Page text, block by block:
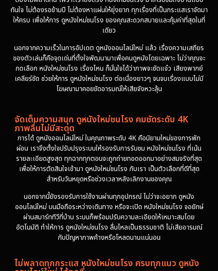
ทันใจ ไม่ต้องรอข้ามปี ไม่ต้องหาแผ่นให้ยุ่งยาก ทุกเรื่องที่เป็นกระแสเราจัดมา
ให้ครบ เพื่อให้การ ดูหนังใหม่ชนโรง ของคุณสะดวกสบายและคุ้มค่าที่สุดในที่
เดียว
นอกจากความเร็วในการอัปเดต ดูหนังออนไลน์ใหม่ แล้ว เรื่องความเสถียร
ของตัวเล่นก็คือจุดเด่นที่ตั้งใจพัฒนามาเพื่อคนดูหนังโดยเฉพาะ ไม่ว่าคุณจะ
กดเลือก หนังใหม่ชนโรง เรื่องไหน ก็มั่นใจได้ว่าภาพจะชัดแจ๋ว เสียงพากย์
เคลียร์ชัด ช่วยให้การ ดูหนังใหม่ชนโรง ต่อเนื่องยาวๆ จนจบเรื่องแบบไม่มี
โฆษณามาคอยขัดอารมณ์ให้เสียจังหวะลุ้น
จัดเต็มความสนุก ดูหนังใหม่ชนโรง คมชัดระดับ 4K
ภาพลื่นไม่มีสะดุด
การได้ ดูหนังออนไลน์ใหม่ ในคุณภาพระดับ 4K คือนิยามใหม่ของการพัก
ผ่อน เราจึงตั้งใจปรับปรุงระบบให้รองรับการรับชม หนังใหม่ชนโรง ที่เน้น
รายละเอียดสูงสุด ทุกฉากทุกตอนจะถูกถ่ายทอดออกมาอย่างสมจริงที่สุด
เพื่อให้การตัดสินใจเข้ามา ดูหนังใหม่ชนโรง กับเรา เป็นตัวเลือกที่ดีที่สุด
สำหรับวันหยุดหรือช่วงเวลาหลังเลิกงานของคุณ
นอกจากนี้ยังรองรับการใช้งานผ่านทุกอุปกรณ์ ไม่ว่าจะอยาก ดูหนัง
ออนไลน์ใหม่ บนมือถือระหว่างเดินทาง หรือจะเปิด หนังใหม่ชนโรง จอยักษ์
ผ่านสมาร์ททีวีที่บ้าน ระบบก็พร้อมปรับความละเอียดให้เหมาะสมโดย
อัตโนมัติ ทำให้การ ดูหนังใหม่ชนโรง ลื่นไหลเป็นธรรมชาติ ไม่เสียอารมณ์
กับปัญหาภาพค้างหรือโหลดนานแน่นอน
ไม่พลาดทุกกระแส หนังใหม่ชนโรง ครบทุกแนว ดูหนัง